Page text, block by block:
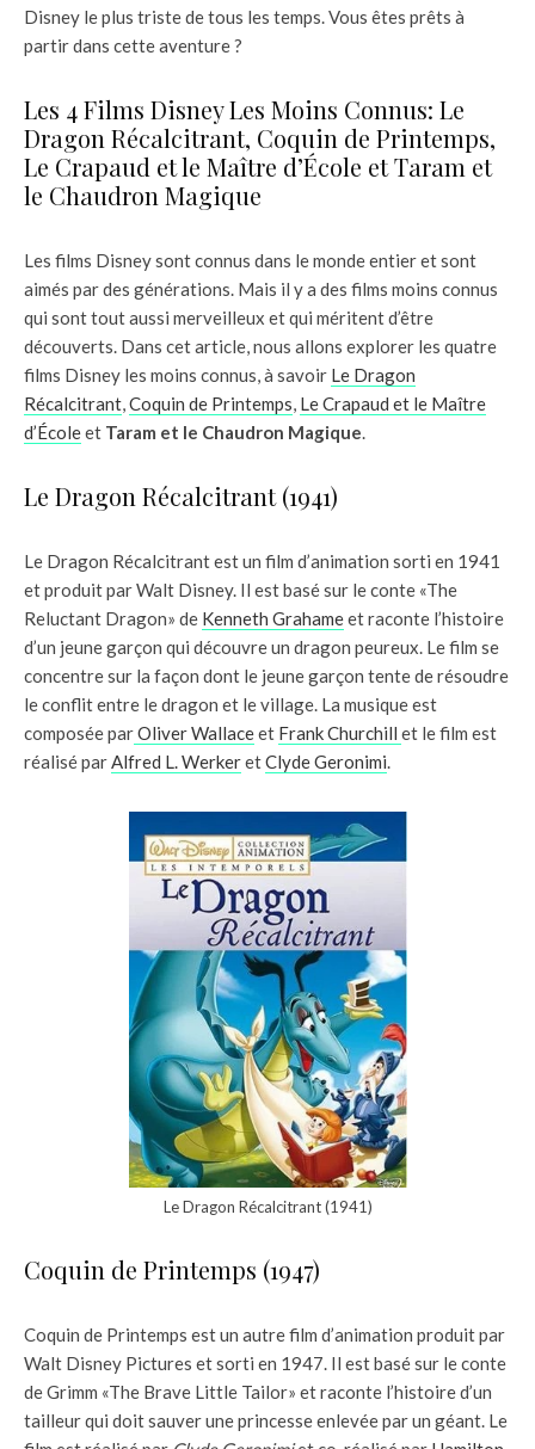
Disney le plus triste de tous les temps. Vous êtes prêts à
partir dans cette aventure ?
Les 4 Films Disney Les Moins Connus: Le
Dragon Récalcitrant, Coquin de Printemps,
Le Crapaud et le Maître d’École et Taram et
le Chaudron Magique
Les films Disney sont connus dans le monde entier et sont
aimés par des générations. Mais il y a des films moins connus
qui sont tout aussi merveilleux et qui méritent d’être
découverts. Dans cet article, nous allons explorer les quatre
films Disney les moins connus, à savoir Le Dragon
Récalcitrant,Coquin de Printemps, Le Crapaud et le Maître
d’Écoleet Taram et le Chaudron Magique.
Le Dragon Récalcitrant (1941)
Le Dragon Récalcitrant est un film d’animation sorti en 1941
et produit par Walt Disney. Il est basé sur le conte «The
Reluctant Dragon» de Kenneth Grahameet raconte l’histoire
d’un jeune garçon qui découvre un dragon peureux. Le film se
concentre sur la façon dont le jeune garçon tente de résoudre
le conflit entre le dragon et le village. La musique est
composée parOliver Wallaceet Frank Churchill et le film est
réalisé parAlfred L. WerkeretClyde Geronimi.
Le Dragon Récalcitrant (1941)
Coquin de Printemps (1947)
Coquin de Printemps est un autre film d’animation produit par
Walt Disney Pictures et sorti en 1947. Il est basé sur le conte
de Grimm «The Brave Little Tailor» et raconte l’histoire d’un
tailleur qui doit sauver une princesse enlevée par un géant. Le